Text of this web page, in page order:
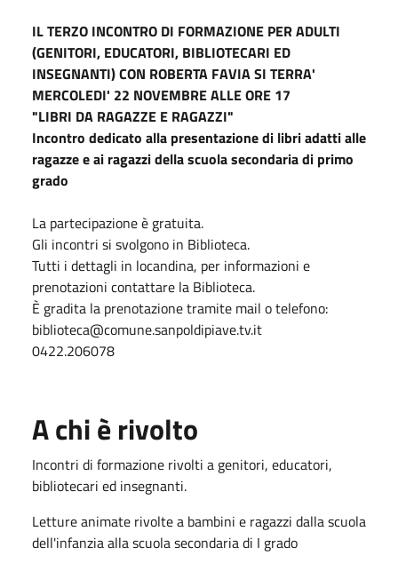
IL TERZO INCONTRO DI FORMAZIONE PER ADULTI
(GENITORI, EDUCATORI, BIBLIOTECARI ED
INSEGNANTI) CON ROBERTA FAVIA SI TERRA'
MERCOLEDI' 22 NOVEMBRE ALLE ORE 17
"LIBRI DA RAGAZZE E RAGAZZI"
Incontro dedicato alla presentazione di libri adatti alle
ragazze e ai ragazzi della scuola secondaria di primo
grado
La partecipazione è gratuita.
Gli incontri si svolgono in Biblioteca.
Tutti i dettagli in locandina, per informazioni e
prenotazioni contattare la Biblioteca.
È gradita la prenotazione tramite mail o telefono:
biblioteca@comune.sanpoldipiave.tv.it
0422.206078
A chi è rivolto
Incontri di formazione rivolti a genitori, educatori,
bibliotecari ed insegnanti.
Letture animate rivolte a bambini e ragazzi dalla scuola
dell'infanzia alla scuola secondaria di I grado